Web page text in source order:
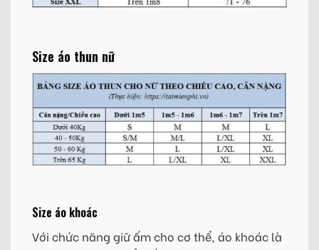
Size áo thun nữ
Size áo khoác
Với chức năng giữ ấm cho cơ thể, áo khoác là